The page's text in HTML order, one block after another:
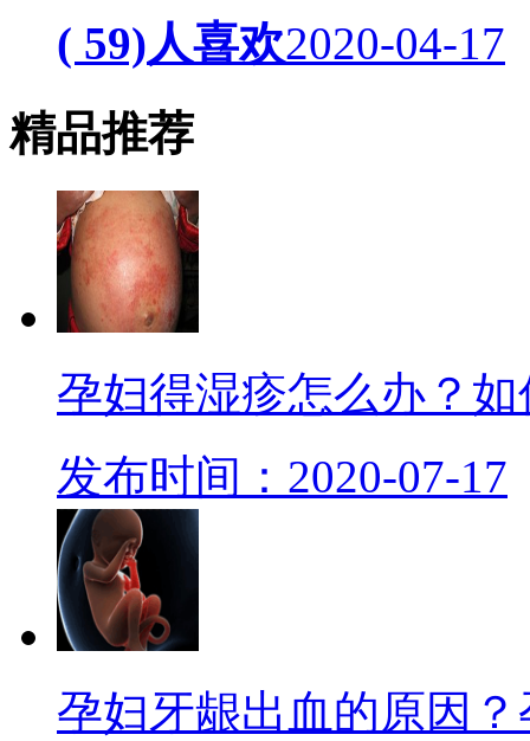
( 59)人喜欢2020-04-17
精品推荐
孕妇得湿疹怎么办？
发布时间：2020-07-17
孕妇牙龈出血的原因